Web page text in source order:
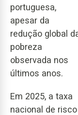
portuguesa,
apesar da
redução global
pobreza
observada nos
últimos anos.
Em 2025, a taxa
nacional de risco